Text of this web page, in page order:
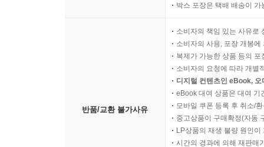
박스 포장은 택배 배송이
반품/교환 불가사유
소비자의 책임 있는 사유로
소비자의 사용, 포장 개봉
복제가 가능한 상품 등의
소비자의 요청에 따라 개별
디지털 컨텐츠인 eBook,
eBook 대여 상품은 대여 기
모바일 쿠폰 등록 후 취소/
중고상품이 구매확정(자동
LP상품의 재생 불량 원인
시간의 경과에 의해 재판매